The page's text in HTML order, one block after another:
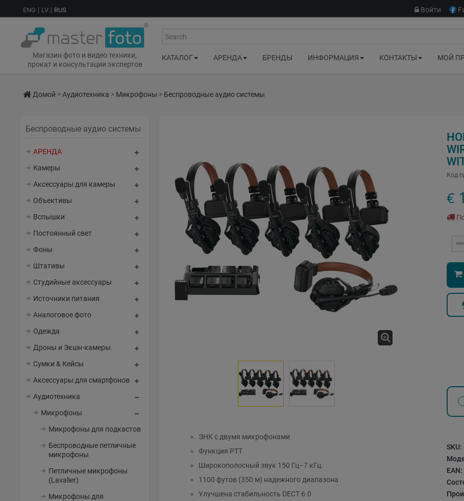
ENG LV RUS Войти
Магазин фото и видео техники,
прокат и консультации экспертов
Search
КАТАЛОГ АРЕНДА БРЕНДЫ ИНФОРМАЦИЯ КОНТАКТЫ МОЙ
Домой > Аудиотехника > Микрофоны > Беспроводные аудио системы
Беспроводные аудио системы
АРЕНДА
Камеры
Аксессуары для камеры
Объективы
Вспышки
Постоянный свет
Фоны
Штативы
Студийные аксессуары
Источники питания
Аналоговое фото
Одежда
Дроны и Экшн-камеры
Сумки & Кейсы
Аксессуары для смартфонов
Аудиотехника
Микрофоны
Микрофоны для подкастов
Беспроводные петличные
микрофоны
Петличные микрофоны
(Lavalier)
Микрофоны для
ЭНК с двумя микрофонами
Функция PTT
Широкополосный звук 150 Гц–7 кГц.
1100 футов (350 м) надежного диапазона
Улучшена стабильность DECT 6.0
Код
€
SKU:
EAN: